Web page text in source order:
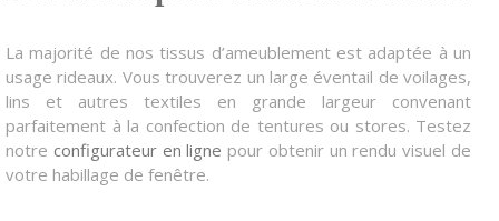
La majorité de nos tissus d’ameublement est adaptée à un
usage rideaux. Vous trouverez un large éventail de voilages,
lins et autres textiles en grande largeur convenant
parfaitement à la confection de tentures ou stores. Testez
notre configurateur en ligne pour obtenir un rendu visuel de
votre habillage de fenêtre.